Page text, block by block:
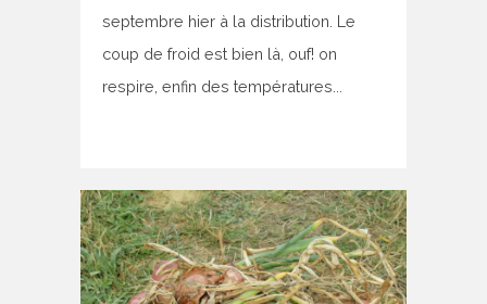
septembre hier à la distribution. Le
coup de froid est bien là, ouf! on
respire, enfin des températures...